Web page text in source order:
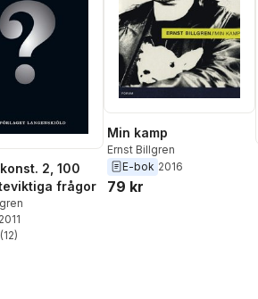
2, 100
frågor
stjärnor. Totalt antal röster:
(12)
Min kamp
Ernst Billgren
E-bok 2016
79 kr